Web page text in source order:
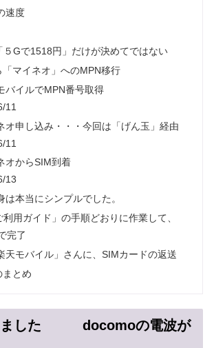
速度
５Gで1518円」だけが決めてではない
「マイネオ」へのMPN移行
モバイルでMPN番号取得
11
オ申し込み・・・今回は「げん玉」経由
11
イネオからSIM到着
13
は本当にシンプルでした。
利用ガイド」の手順どおりに作業して、
完了
天モバイル」さんに、SIMカードの返送
まとめ
ました docomoの電波が